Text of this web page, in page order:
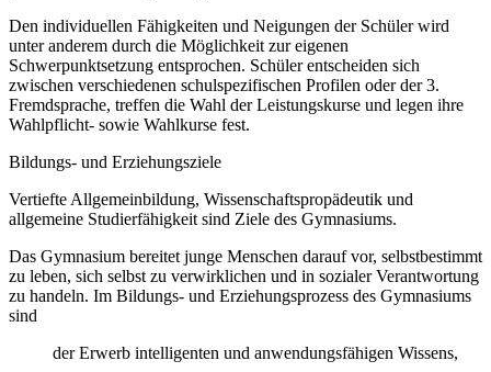
Den individuellen Fähigkeiten und Neigungen der Schüler wird
unter anderem durch die Möglichkeit zur eigenen
Schwerpunktsetzung entsprochen. Schüler entscheiden sich
zwischen verschiedenen schulspezifischen Profilen oder der 3.
Fremdsprache, treffen die Wahl der Leistungskurse und legen ihre
Wahlpflicht- sowie Wahlkurse fest.
Bildungs- und Erziehungsziele
Vertiefte Allgemeinbildung, Wissenschaftspropädeutik und
allgemeine Studierfähigkeit sind Ziele des Gymnasiums.
Das Gymnasium bereitet junge Menschen darauf vor, selbstbestimmt
zu leben, sich selbst zu verwirklichen und in sozialer Verantwortung
zu handeln. Im Bildungs- und Erziehungsprozess des Gymnasiums
sind
der Erwerb intelligenten und anwendungsfähigen Wissens,